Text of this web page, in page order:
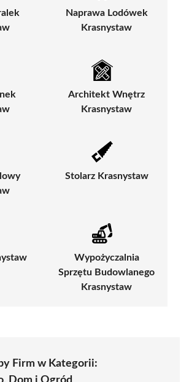
Naprawa Lodówek
Krasnystaw
Architekt Wnętrz
Krasnystaw
Stolarz Krasnystaw
Wypożyczalnia
Sprzętu Budowlanego
Krasnystaw
Firm w Kategorii: